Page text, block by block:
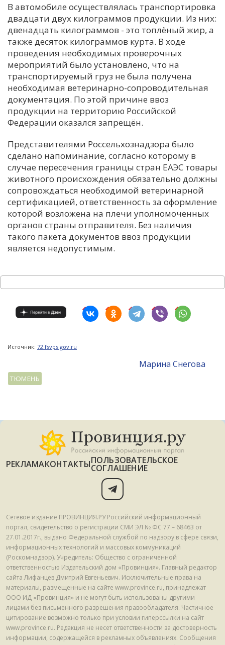
В автомобиле осуществлялась транспортировка
двадцати двух килограммов продукции. Из них:
двенадцать килограммов - это топлёный жир, а
также десяток килограммов курта. В ходе
проведения необходимых проверочных
мероприятий было установлено, что на
транспортируемый груз не была получена
необходимая ветеринарно-сопроводительная
документация. По этой причине ввоз
продукции на территорию Российской
Федерации оказался запрещён.
Представителями Россельхознадзора было
сделано напоминание, согласно которому в
случае пересечения границы стран ЕАЭС товары
животного происхождения обязательно должны
сопровождаться необходимой ветеринарной
сертификацией, ответственность за оформление
которой возложена на плечи уполномоченных
органов страны отправителя. Без наличия
такого пакета документов ввоз продукции
является недопустимым.
Источник: 72.fsvps.gov.ru
Mарина Снегова
ТЮМЕНЬ
РЕКЛАМАКОНТАКТЫПОЛЬЗОВАТЕЛЬСКОЕ
СОГЛАШЕНИЕ
Сетевое издание ПРОВИНЦИЯ.РУ Российский информационный
портал, свидетельство о регистрации СМИ ЭЛ № ФС 77 – 68463 от
27.01.2017г., выдано Федеральной службой по надзору в сфере связи,
информационных технологий и массовых коммуникаций
(Роскомнадзор). Учредитель: Общество с ограниченной
ответственностью Издательский дом «Провинция». Главный редактор
сайта Лифанцев Дмитрий Евгеньевич. Исключительные права на
материалы, размещенные на сайте www.province.ru, принадлежат
ООО ИД «Провинция» и не могут быть использованы другими
лицами без письменного разрешения правообладателя. Частичное
цитирование возможно только при условии гиперссылки на сайт
www.province.ru. Редакция не несет ответственности за достоверность
информации, содержащейся в рекламных объявлениях. Сообщения